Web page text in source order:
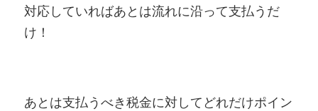
対応していればあとは流れに沿って支払うだ
け！
あとは支払うべき税金に対してどれだけポイン